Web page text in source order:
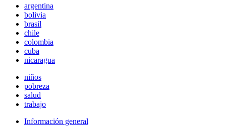
argentina
bolivia
brasil
chile
colombia
cuba
nicaragua
niños
pobreza
salud
trabajo
Información general